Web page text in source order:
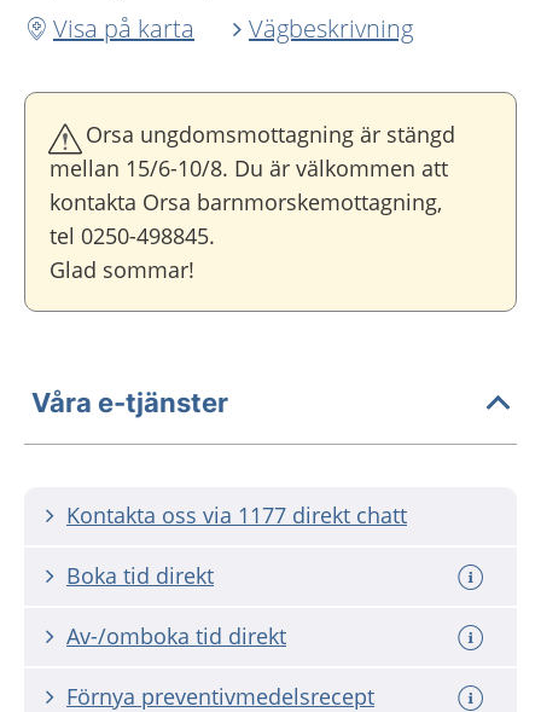
Visa på karta
Vägbeskrivning
Orsa ungdomsmottagning är stängd
mellan 15/6-10/8. Du är välkommen att
kontakta Orsa barnmorskemottagning,
tel 0250-498845.
Glad sommar!
Våra e-tjänster
Kontakta oss via 1177 direkt chatt
Boka tid direkt
Av-/omboka tid direkt
Förnya preventivmedelsrecept